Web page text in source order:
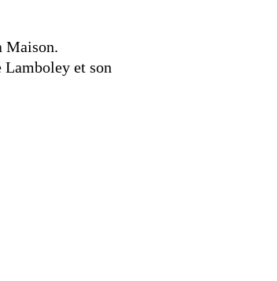
Maison.
Lamboley et son